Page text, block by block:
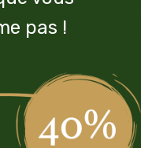
pas !